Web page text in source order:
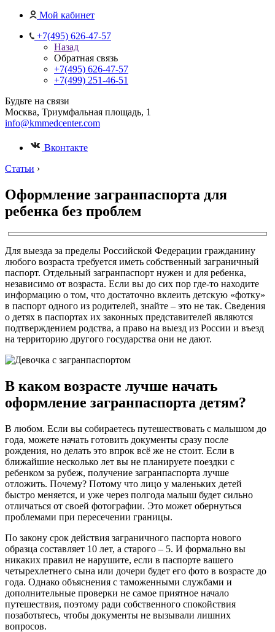
Мой кабинет
+7(495) 626-47-57
Назад
Обратная связь
+7(495) 626-47-57
+7(499) 251-46-51
Будьте на связи
Москва, Триумфальная площадь, 1
info@kmmedcenter.com
Вконтакте
Статьи ›
Оформление загранпаспорта для
ребенка без проблем
Для выезда за пределы Российской Федерации гражданину
любого возраста требуется иметь собственный заграничный
паспорт. Отдельный загранпаспорт нужен и для ребенка,
независимо от возраста. Если вы до сих пор где-то находите
информацию о том, что достаточно вклеить детскую «фотку»
в паспорт одного из родителей, знайте – это не так. Сведения
о детях в паспортах их законных представителей являются
подтверждением родства, а право на выезд из России и въезд
на территорию другого государства они не дают.
В каком возрасте лучше начать
оформление загранпаспорта детям?
В любом. Если вы собираетесь путешествовать с малышом до
года, можете начать готовить документы сразу после
рождения, но делать это впрок всё же не стоит. Если в
ближайшие несколько лет вы не планируете поездки с
ребенком за рубеж, получение загранпаспорта лучше
отложить. Почему? Потому что лицо у маленьких детей
быстро меняется, и уже через полгода малыш будет сильно
отличаться от своей фотографии. Это может обернуться
проблемами при пересечении границы.
По закону срок действия заграничного паспорта нового
образца составляет 10 лет, а старого – 5. И формально вы
никаких правил не нарушите, если в паспорте вашего
четырехлетнего сына или дочери будет его фото в возрасте до
года. Однако объяснения с таможенными службами и
дополнительные проверки не самое приятное начало
путешествия, поэтому ради собственного спокойствия
позаботьтесь, чтобы документы не вызывали лишних
вопросов.